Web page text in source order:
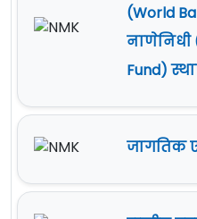
(World
नाणेनिधी
Fund)
जागतिक